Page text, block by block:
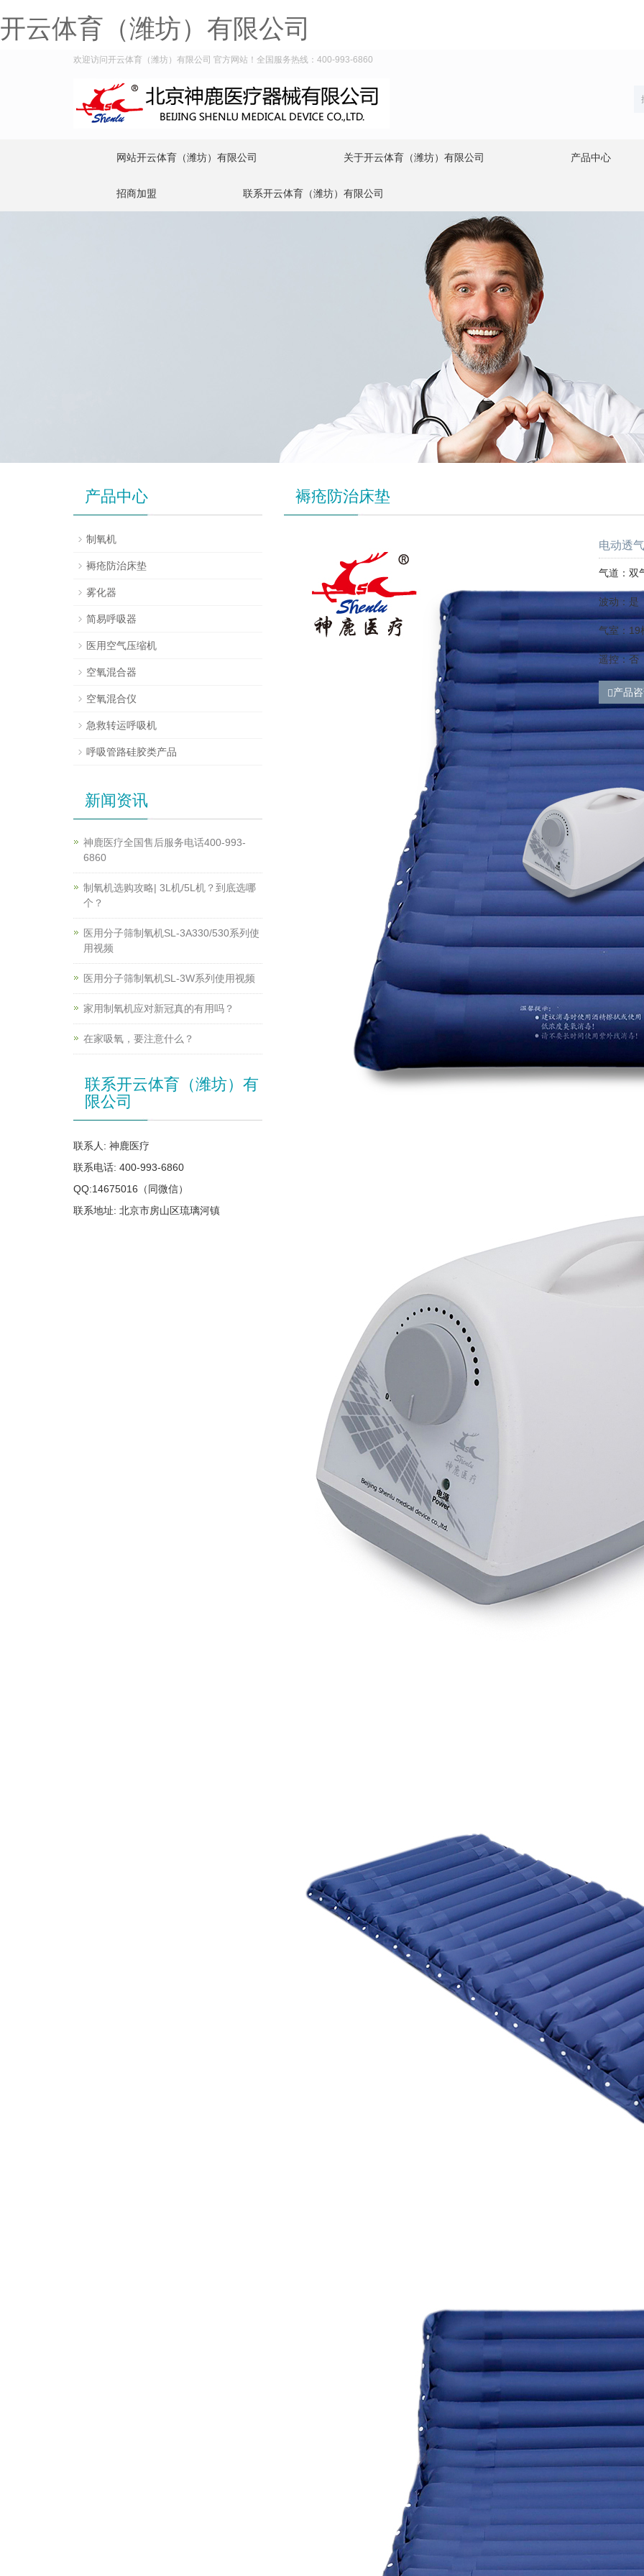
开云体育（潍坊）有限公司
欢迎访问开云体育（潍坊）有限公司 官方网站！全国服务热线：400-993-6860
网站开云体育（潍坊）有限公司 关于开云体育（潍坊）有限公司 产品中心
招商加盟 联系开云体育（潍坊）有限公司
褥疮防治床垫
电动透
气道：双
波动：是
气室：19
遥控：否
产品
产品中心
制氧机
褥疮防治床垫
雾化器
简易呼吸器
医用空气压缩机
空氧混合器
空氧混合仪
急救转运呼吸机
呼吸管路硅胶类产品
新闻资讯
神鹿医疗全国售后服务电话400-993-
6860
制氧机选购攻略| 3L机/5L机？到底选哪
个？
医用分子筛制氧机SL-3A330/530系列使
用视频
医用分子筛制氧机SL-3W系列使用视频
家用制氧机应对新冠真的有用吗？
在家吸氧，要注意什么？
联系开云体育（潍坊）有
限公司
联系人: 神鹿医疗
联系电话: 400-993-6860
QQ:14675016（同微信）
联系地址: 北京市房山区琉璃河镇